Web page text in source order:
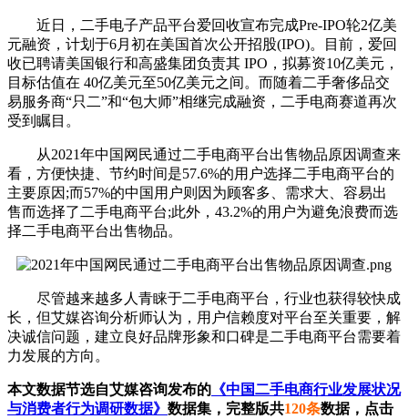
近日，二手电子产品平台爱回收宣布完成Pre-IPO轮2亿美
元融资，计划于6月初在美国首次公开招股(IPO)。目前，爱回
收已聘请美国银行和高盛集团负责其 IPO，拟募资10亿美元，
目标估值在 40亿美元至50亿美元之间。而随着二手奢侈品交
易服务商“只二”和“包大师”相继完成融资，二手电商赛道再次
受到瞩目。
从2021年中国网民通过二手电商平台出售物品原因调查来
看，方便快捷、节约时间是57.6%的用户选择二手电商平台的
主要原因;而57%的中国用户则因为顾客多、需求大、容易出
售而选择了二手电商平台;此外，43.2%的用户为避免浪费而选
择二手电商平台出售物品。
尽管越来越多人青睐于二手电商平台，行业也获得较快成
长，但艾媒咨询分析师认为，用户信赖度对平台至关重要，解
决诚信问题，建立良好品牌形象和口碑是二手电商平台需要着
力发展的方向。
本文数据节选自艾媒咨询发布的 《中国二手电商行业发展状况
与消费者行为调研数据》 数据集，完整版共120条数据，点击